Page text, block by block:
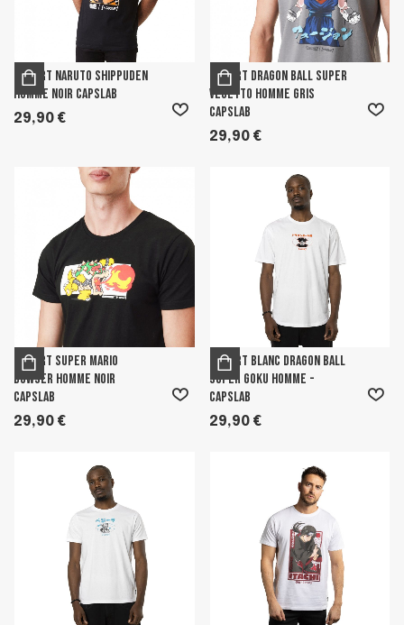
T-shirt Naruto Shippuden
Homme Noir Capslab
29,90 €
T-shirt Dragon Ball Super
Vegetto Homme Gris
Capslab
29,90 €
T-shirt Super Mario
Bowser Homme Noir
Capslab
29,90 €
T-shirt Blanc Dragon Ball
Super Goku Homme -
Capslab
29,90 €